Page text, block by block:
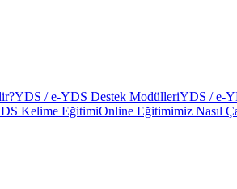
YDS / e-YDS Destek ModülleriYDS / e-
Kelime EğitimiOnline Eğitimimiz Nasıl